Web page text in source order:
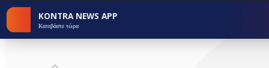
KONTRA NEWS APP
Κατεβάστε τώρα